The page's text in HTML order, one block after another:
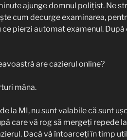
ajunge domnul polițist. Ne
cum decurge examinarea,
pierzi automat examenul. După
are cazierul online?
mâna.
la MI, nu sunt valabile că sunt
care vă rog să mergeți repede
Dacă vă întoarceți în timp